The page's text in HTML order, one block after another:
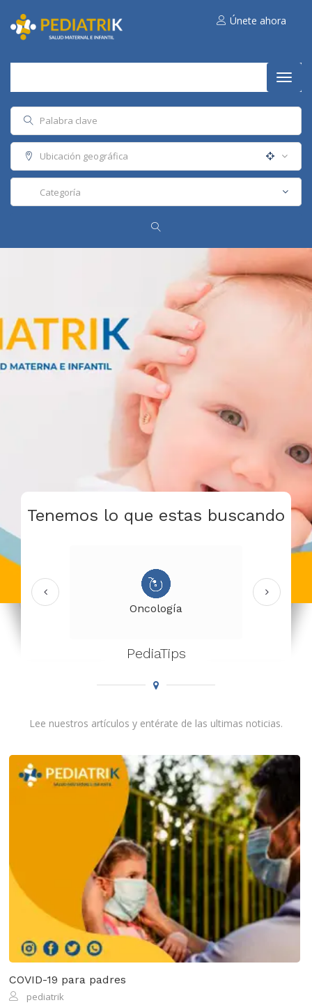
Únete ahora
Tenemos lo que estas buscando
Oncología
PediaTips
Lee nuestros artículos y entérate de las ultimas noticias.
COVID-19 para padres
pediatrik